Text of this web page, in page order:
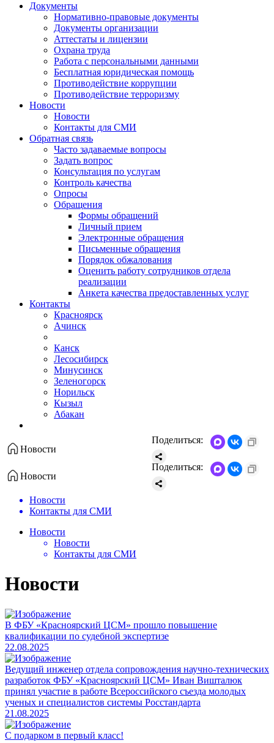
Документы
Нормативно-правовые документы
Документы организации
Аттестаты и лицензии
Охрана труда
Работа с персональными данными
Бесплатная юридическая помощь
Противодействие коррупции
Противодействие терроризму
Новости
Новости
Контакты для СМИ
Обратная связь
Часто задаваемые вопросы
Задать вопрос
Консультация по услугам
Контроль качества
Опросы
Обращения
Формы обращений
Личный прием
Электронные обращения
Письменные обращения
Порядок обжалования
Оценить работу сотрудников отдела
реализации
Анкета качества предоставленных услуг
Контакты
Красноярск
Ачинск
Канск
Лесосибирск
Минусинск
Зеленогорск
Норильск
Кызыл
Абакан
Новости
Поделиться:
Новости
Поделиться:
Новости
Контакты для СМИ
Новости
Новости
Контакты для СМИ
Новости
В ФБУ «Красноярский ЦСМ» прошло повышение
квалификации по судебной экспертизе
22.08.2025
Ведущий инженер отдела сопровождения научно-технических
разработок ФБУ «Красноярский ЦСМ» Иван Вишталюк
принял участие в работе Всероссийского съезда молодых
ученых и специалистов системы Росстандарта
21.08.2025
С подарком в первый класс!